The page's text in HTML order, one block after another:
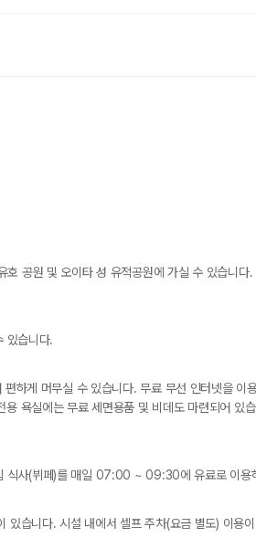
공원 및 오이타 성 유적공원에 가실 수 있습니
있습니다.
게 머무실 수 있습니다. 무료 무선 인터넷을 이
욕실에는 무료 세면용품 및 비데도 마련되어 있
식사(뷔페)를 매일 07:00 ~ 09:30에 유료로 이용
있습니다. 시설 내에서 셀프 주차(요금 별도) 이용